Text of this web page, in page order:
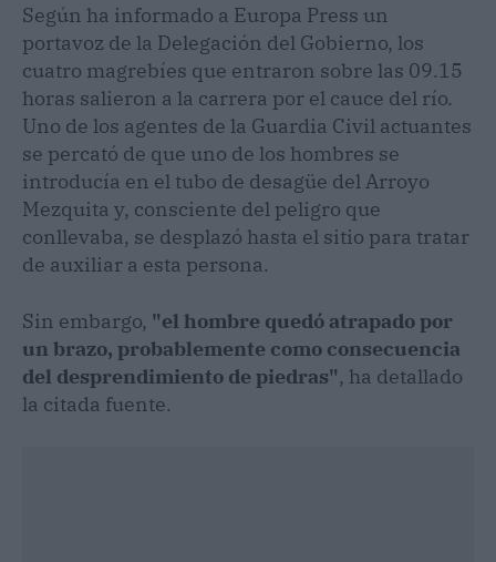
Según ha informado a Europa Press un
portavoz de la Delegación del Gobierno, los
cuatro magrebíes que entraron sobre las 09.15
horas salieron a la carrera por el cauce del río.
Uno de los agentes de la Guardia Civil actuantes
se percató de que uno de los hombres se
introducía en el tubo de desagüe del Arroyo
Mezquita y, consciente del peligro que
conllevaba, se desplazó hasta el sitio para tratar
de auxiliar a esta persona.
Sin embargo, "el hombre quedó atrapado por
un brazo, probablemente como consecuencia
del desprendimiento de piedras", ha detallado
la citada fuente.